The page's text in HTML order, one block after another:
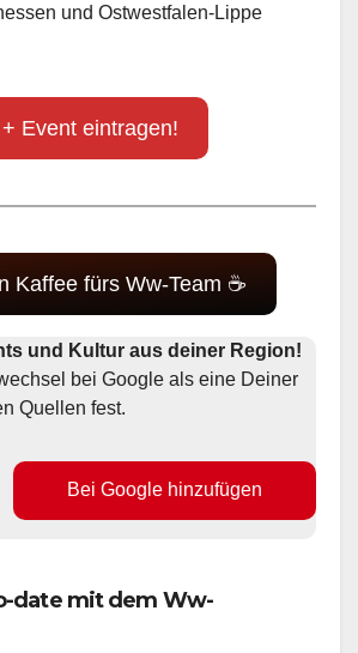
und Ostwestfalen-Lippe
+ Event eintragen!
Kaffee fürs Ww-Team ☕
und Kultur aus deiner Region!
bei Google als eine Deiner
Quellen fest.
Bei Google hinzufügen
date mit dem Ww-